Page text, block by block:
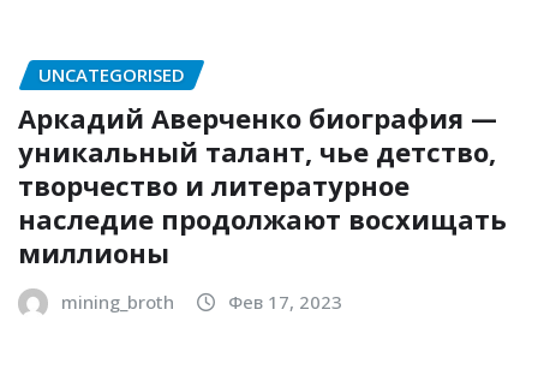
UNCATEGORISED
Аркадий Аверченко биография —
уникальный талант, чье детство,
творчество и литературное
наследие продолжают восхищать
миллионы
mining_broth Фев 17, 2023